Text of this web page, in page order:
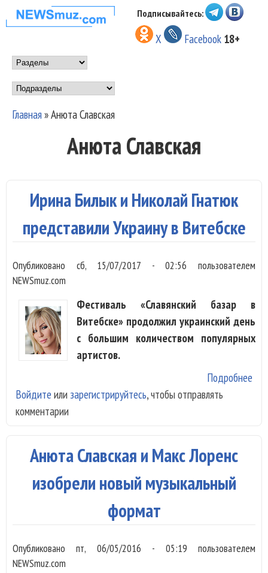
Перейти к основному
содержанию
НОВОСТИ
МУЗЫКИ И
ШОУ БИЗНЕСА
NEWSMUZ.COM
Подписывайтесь:
X Facebook 18+
Main menu
Подразделы
Главная»Анюта Славская
Анюта Славская
Ирина Билык и Николай Гнатюк
представили Украину в Витебске
Опубликовано сб, 15/07/2017 - 02:56 пользователем
NEWSmuz.com
Фестиваль «Славянский базар в
Витебске» продолжил украинский день
с большим количеством популярных
артистов.
Подробнее
Войдите или зарегистрируйтесь, чтобы отправлять
комментарии
Анюта Славская и Макс Лоренс
изобрели новый музыкальный
формат
Опубликованопт, 06/05/2016 - 05:19 пользователем
NEWSmuz.com